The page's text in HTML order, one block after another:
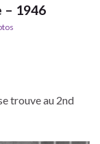
– 1946
trouve au 2nd